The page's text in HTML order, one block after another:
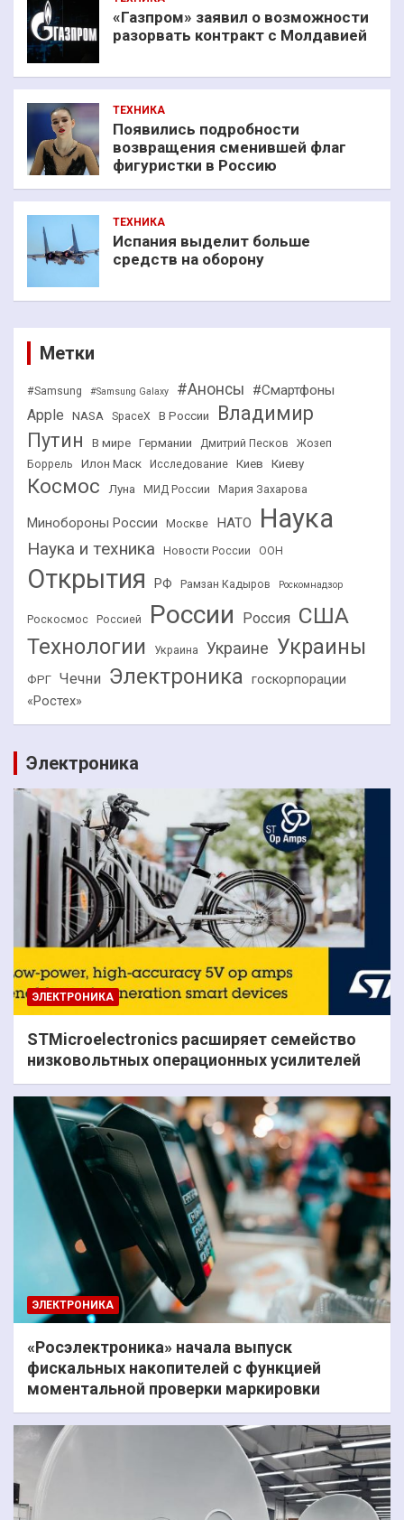
«Газпром» заявил о возможности
разорвать контракт с Молдавией
ТЕХНИКА
Появились подробности
возвращения сменившей флаг
фигуристки в Россию
ТЕХНИКА
Испания выделит больше
средств на оборону
Метки
#Samsung #Samsung Galaxy #Анонсы #Смартфоны
Apple NASA SpaceX В России
Владимир
Путин
В мире Германии Дмитрий Песков
Жозеп
Боррель
Илон Маск Исследование Киев Киеву
Космос Луна МИД России Мария Захарова
Минобороны России Москве НАТО Наука
Наука и техника Новости России ООН
Открытия РФ Рамзан Кадыров Роскомнадзор
Роскосмос Россией России Россия США
Технологии Украина Украине Украины
ФРГ Чечни Электроника госкорпорации
«Ростех»
Электроника
ЭЛЕКТРОНИКА
STMicroelectronics расширяет семейство
низковольтных операционных усилителей
ЭЛЕКТРОНИКА
«Росэлектроника» начала выпуск
фискальных накопителей с функцией
моментальной проверки маркировки